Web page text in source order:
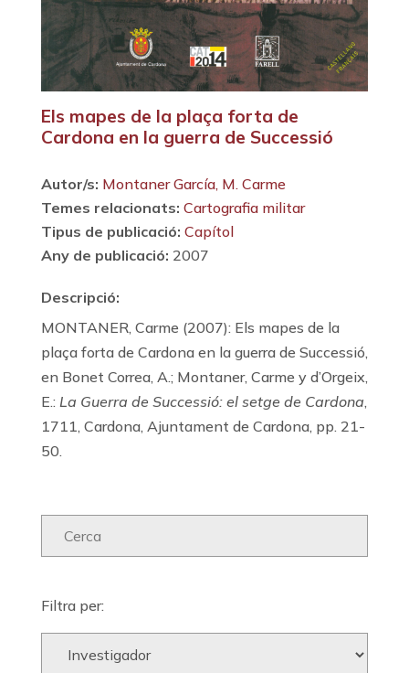
Els mapes de la plaça forta de
Cardona en la guerra de Successió
Autor/s: Montaner García, M. Carme
Temes relacionats: Cartografia militar
Tipus de publicació: Capítol
Any de publicació: 2007
Descripció:
MONTANER, Carme (2007): Els mapes de la
plaça forta de Cardona en la guerra de Successió,
en Bonet Correa, A.; Montaner, Carme y d’Orgeix,
E.: La Guerra de Successió: el setge de Cardona,
1711, Cardona, Ajuntament de Cardona, pp. 21-
50.
Filtra per: